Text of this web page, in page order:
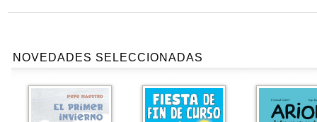
NOVEDADES SELECCIONADAS